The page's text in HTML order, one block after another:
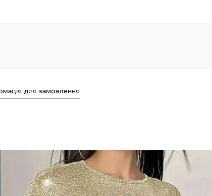
для замовлення